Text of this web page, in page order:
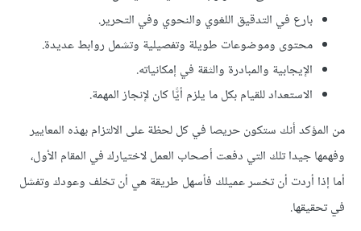
بارع في التدقيق اللغوي والنحوي وفي التحرير.
محتوى وموضوعات طويلة وتفصيلية وتشمل روابط عديدة.
الإيجابية والمبادرة والثقة في إمكانياته.
الاستعداد للقيام بكل ما يلزم أيًّا كان لإنجاز المهمة.
من المؤكد أنك ستكون حريصا في كل لحظة على الالتزام بهذه المعايير
وفهمها جيدا تلك التي دفعت أصحاب العمل لاختيارك في المقام الأول،
أما إذا أردت أن تخسر عميلك فأسهل طريقة هي أن تخلف وعودك وتفشل
في تحقيقها.